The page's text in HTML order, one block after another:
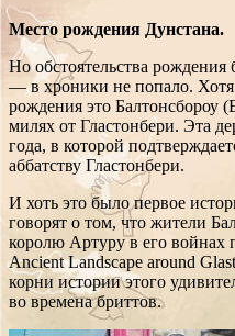
Место рождения Дунстана.
Но обстоятельства рождения
— в хроники не попало. Хотя
рождения это Балтонсбороу
милях от Гластонбери. Эта
года, в которой
аббатству Гластонбери.
И хоть это было первое
говорят о том, что жители
королю Артуру в его войнах
Ancient Landscape around
корни истории этого
во времена бриттов.